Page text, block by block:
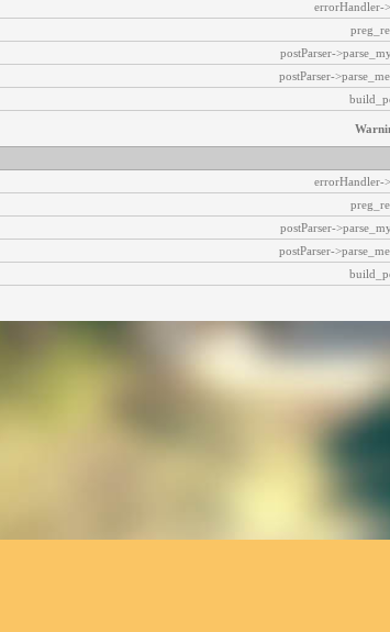
errorHandler-
postParser-
postParser-
errorHandler-
postParser-
postParser-